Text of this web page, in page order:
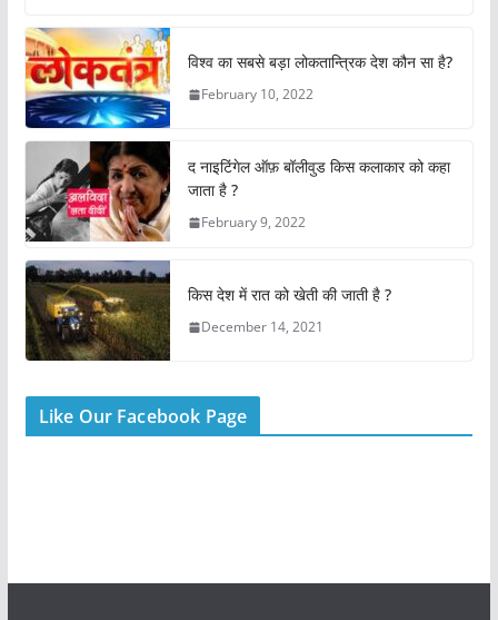
c
e
b
o
o
k
at
s
A
p
p
er e
st
l e
विश्व का सबसे बड़ा लोकतान्त्रिक देश कौन सा है?
February 10, 2022
द नाइटिंगेल ऑफ़ बॉलीवुड किस कलाकार को कहा
जाता है ?
February 9, 2022
किस देश में रात को खेती की जाती है ?
December 14, 2021
Like Our Facebook Page